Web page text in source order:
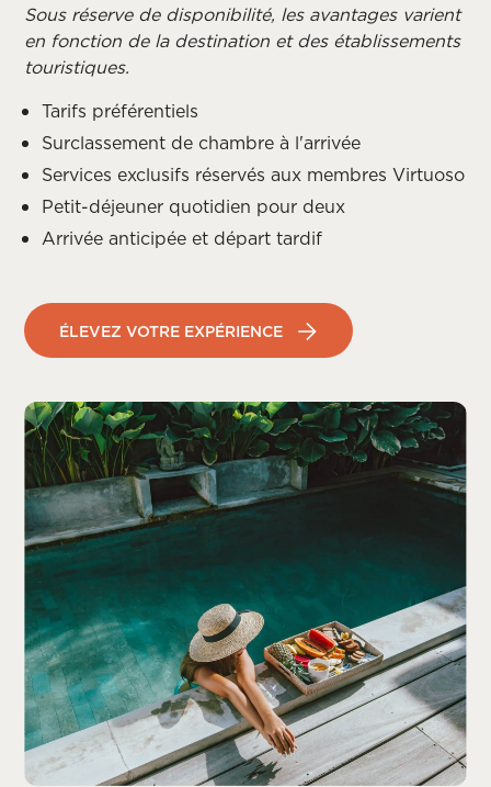
Sous réserve de disponibilité, les avantages varient
en fonction de la destination et des établissements
touristiques.
Tarifs préférentiels
Surclassement de chambre à l'arrivée
Services exclusifs réservés aux membres Virtuoso
Petit-déjeuner quotidien pour deux
Arrivée anticipée et départ tardif
ÉLEVEZ VOTRE EXPÉRIENCE